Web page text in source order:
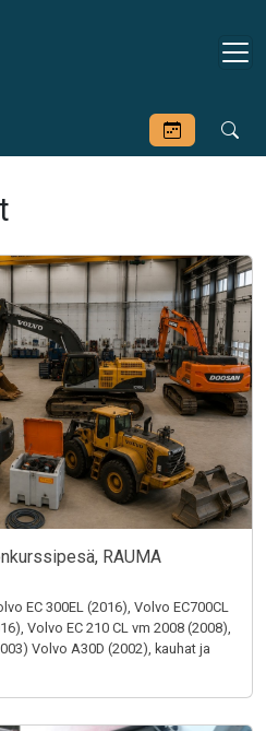
RAUMA
EC 300EL (2016), Volvo EC700CL
Volvo EC 210 CL vm 2008 (2008),
Volvo A30D (2002), kauhat ja